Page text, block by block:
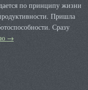
по принципу жизни
Пришла
Сразу
→